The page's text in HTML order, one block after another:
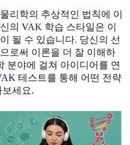
리학의 추상적인 법칙에 이
의 VAK 학습 스타일은 이
될 수 있습니다. 당신의 선
로써 이론을 더 잘 이해하
분야에 걸쳐 아이디어를 연
테스트를 통해 어떤 전략
세요.